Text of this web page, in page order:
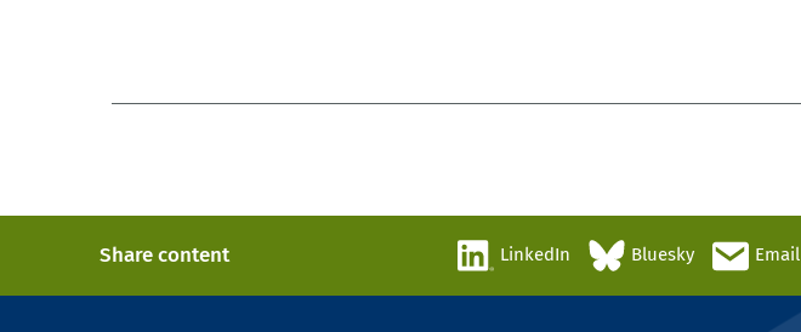
Share content LinkedIn Bluesky Email